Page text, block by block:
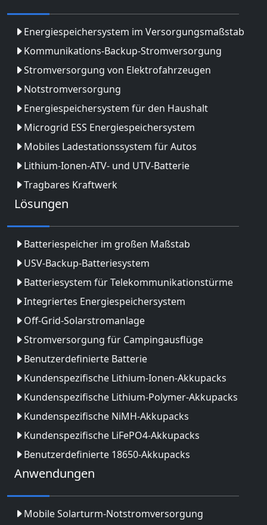
Energiespeichersystem im Versorgungsmaßstab
Kommunikations-Backup-Stromversorgung
Stromversorgung von Elektrofahrzeugen
Notstromversorgung
Energiespeichersystem für den Haushalt
Microgrid ESS Energiespeichersystem
Mobiles Ladestationssystem für Autos
Lithium-Ionen-ATV- und UTV-Batterie
Tragbares Kraftwerk
Lösungen
Batteriespeicher im großen Maßstab
USV-Backup-Batteriesystem
Batteriesystem für Telekommunikationstürme
Integriertes Energiespeichersystem
Off-Grid-Solarstromanlage
Stromversorgung für Campingausflüge
Benutzerdefinierte Batterie
Kundenspezifische Lithium-Ionen-Akkupacks
Kundenspezifische Lithium-Polymer-Akkupacks
Kundenspezifische NiMH-Akkupacks
Kundenspezifische LiFePO4-Akkupacks
Benutzerdefinierte 18650-Akkupacks
Anwendungen
Mobile Solarturm-Notstromversorgung